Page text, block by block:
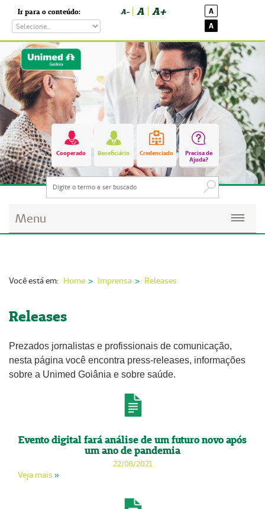
Ir para o conteúdo: A- A A+
A
A
Cooperado Beneficiário Credenciado
Precisa de
Ajuda?
Menu
Imprensa
Institucional
Fale Conosco
Você está em: Home Imprensa Releases
Releases
Prezados jornalistas e profissionais de comunicação,
nesta página você encontra press-releases, informações
sobre a Unimed Goiânia e sobre saúde.
Evento digital fará análise de um futuro novo após
um ano de pandemia
22/08/2021
Veja mais »